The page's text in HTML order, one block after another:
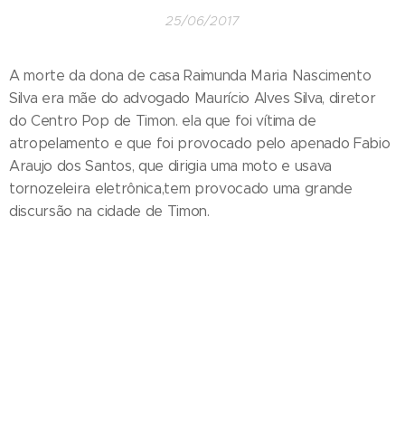
25/06/2017
A morte da dona de casa Raimunda Maria Nascimento
Silva era mãe do advogado Maurício Alves Silva, diretor
do Centro Pop de Timon. ela que foi vítima de
atropelamento e que foi provocado pelo apenado Fabio
Araujo dos Santos, que dirigia uma moto e usava
tornozeleira eletrônica,tem provocado uma grande
discursão na cidade de Timon.